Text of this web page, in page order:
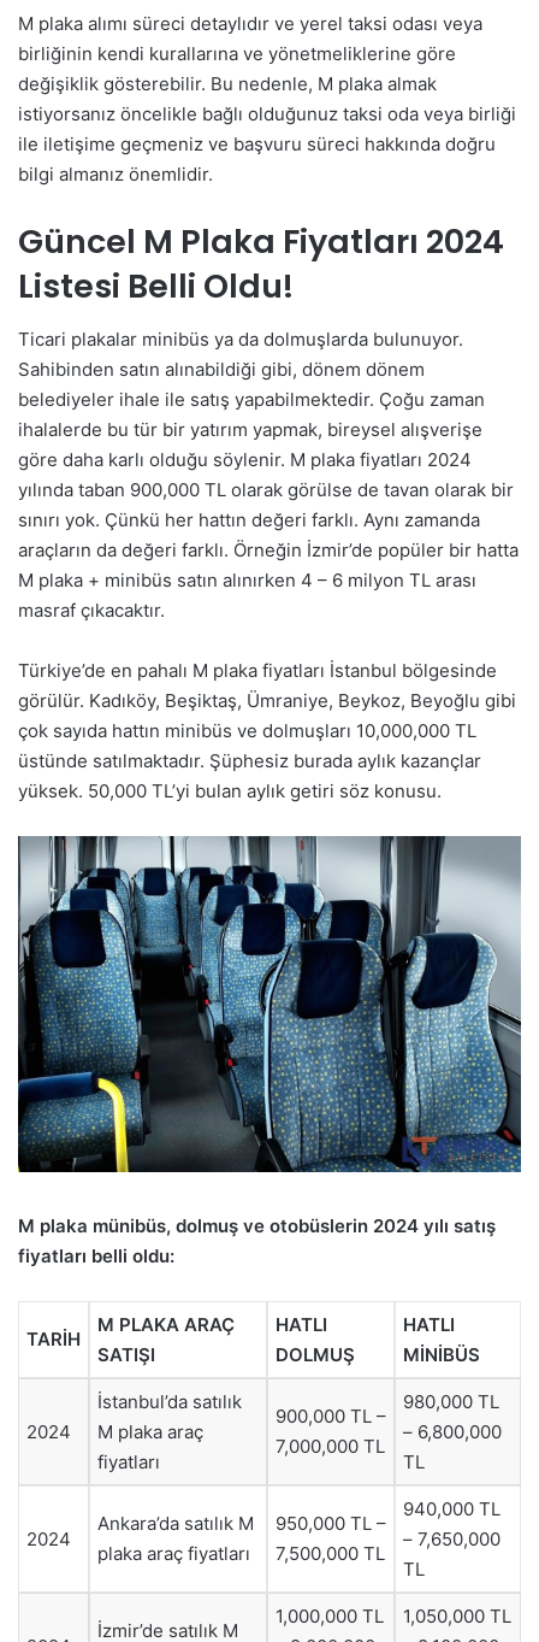
M plaka alımı süreci detaylıdır ve yerel taksi odası veya
birliğinin kendi kurallarına ve yönetmeliklerine göre
değişiklik gösterebilir. Bu nedenle, M plaka almak
istiyorsanız öncelikle bağlı olduğunuz taksi oda veya birliği
ile iletişime geçmeniz ve başvuru süreci hakkında doğru
bilgi almanız önemlidir.
Güncel M Plaka Fiyatları 2024
Listesi Belli Oldu!
Ticari plakalar minibüs ya da dolmuşlarda bulunuyor.
Sahibinden satın alınabildiği gibi, dönem dönem
belediyeler ihale ile satış yapabilmektedir. Çoğu zaman
ihalalerde bu tür bir yatırım yapmak, bireysel alışverişe
göre daha karlı olduğu söylenir. M plaka fiyatları 2024
yılında taban 900,000 TL olarak görülse de tavan olarak bir
sınırı yok. Çünkü her hattın değeri farklı. Aynı zamanda
araçların da değeri farklı. Örneğin İzmir’de popüler bir hatta
M plaka + minibüs satın alınırken 4 – 6 milyon TL arası
masraf çıkacaktır.
Türkiye’de en pahalı M plaka fiyatları İstanbul bölgesinde
görülür. Kadıköy, Beşiktaş, Ümraniye, Beykoz, Beyoğlu gibi
çok sayıda hattın minibüs ve dolmuşları 10,000,000 TL
üstünde satılmaktadır. Şüphesiz burada aylık kazançlar
yüksek. 50,000 TL’yi bulan aylık getiri söz konusu.
M plaka münibüs, dolmuş ve otobüslerin 2024 yılı satış
fiyatları belli oldu:
TARİH
M PLAKA ARAÇ
SATIŞI
HATLI
DOLMUŞ
HATLI
MİNİBÜS
2024
İstanbul’da satılık
M plaka araç
fiyatları
900,000 TL –
7,000,000 TL
980,000 TL
– 6,800,000
TL
2024
Ankara’da satılık M
plaka araç fiyatları
950,000 TL –
7,500,000 TL
940,000 TL
– 7,650,000
TL
İzmir’de satılık M
1,000,000 TL
1,050,000 TL